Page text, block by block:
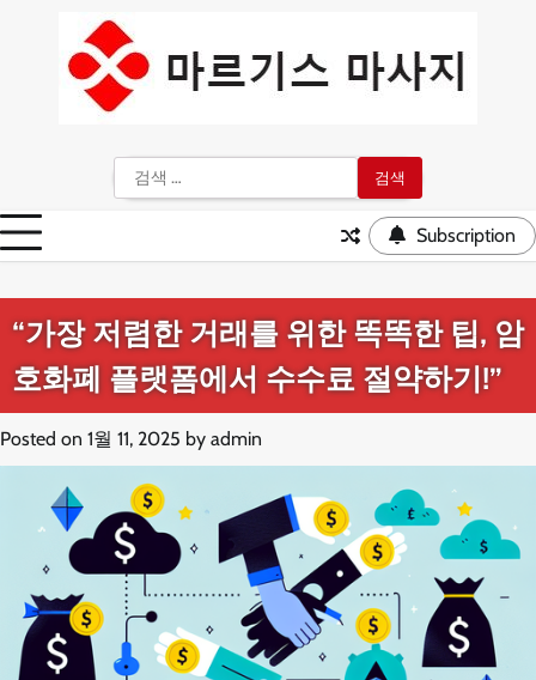
색:
Subscription
“가장 저렴한 거래를 위한 똑똑한 팁, 암
호화폐 플랫폼에서 수수료 절약하기!”
Posted on 1월 11, 2025 by admin